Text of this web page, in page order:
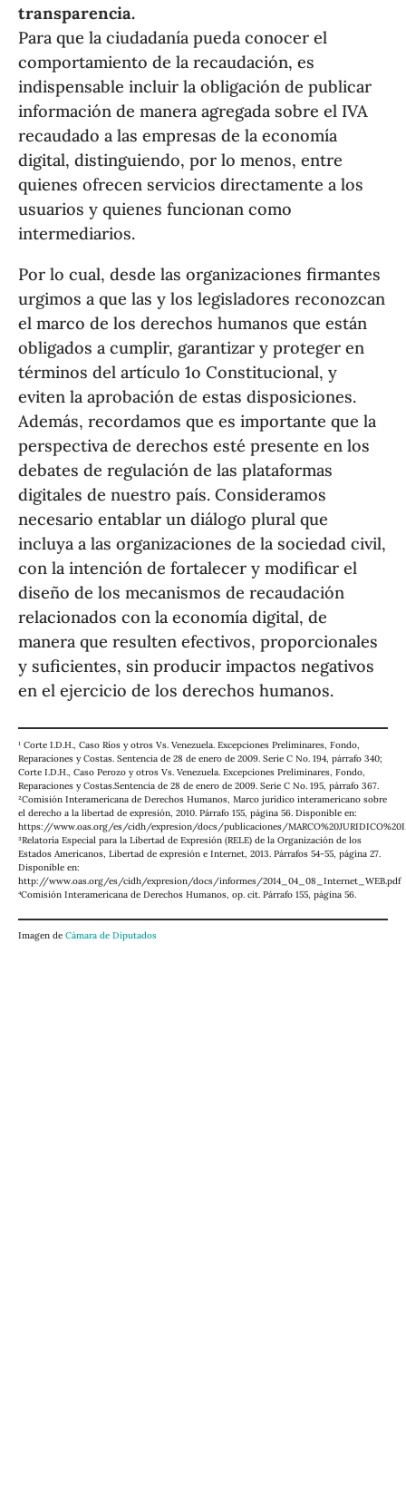
transparencia.
Para que la ciudadanía pueda conocer el
comportamiento de la recaudación, es
indispensable incluir la obligación de publicar
información de manera agregada sobre el IVA
recaudado a las empresas de la economía
digital, distinguiendo, por lo menos, entre
quienes ofrecen servicios directamente a los
usuarios y quienes funcionan como
intermediarios.
Por lo cual, desde las organizaciones firmantes
urgimos a que las y los legisladores reconozcan
el marco de los derechos humanos que están
obligados a cumplir, garantizar y proteger en
términos del artículo 1o Constitucional, y
eviten la aprobación de estas disposiciones.
Además, recordamos que es importante que la
perspectiva de derechos esté presente en los
debates de regulación de las plataformas
digitales de nuestro país. Consideramos
necesario entablar un diálogo plural que
incluya a las organizaciones de la sociedad civil,
con la intención de fortalecer y modificar el
diseño de los mecanismos de recaudación
relacionados con la economía digital, de
manera que resulten efectivos, proporcionales
y suficientes, sin producir impactos negativos
en el ejercicio de los derechos humanos.
¹ Corte I.D.H., Caso Ríos y otros Vs. Venezuela. Excepciones Preliminares, Fondo,
Reparaciones y Costas. Sentencia de 28 de enero de 2009. Serie C No. 194, párrafo 340;
Corte I.D.H., Caso Perozo y otros Vs. Venezuela. Excepciones Preliminares, Fondo,
Reparaciones y Costas.Sentencia de 28 de enero de 2009. Serie C No. 195, párrafo 367.
²Comisión Interamericana de Derechos Humanos, Marco jurídico interamericano sobre
el derecho a la libertad de expresión, 2010. Párrafo 155, página 56. Disponible en:
https://www.oas.org/es/cidh/expresion/docs/publicaciones/
³Relatoría Especial para la Libertad de Expresión (RELE) de la Organización de los
Estados Americanos, Libertad de expresión e Internet, 2013. Párrafos 54-55, página 27.
Disponible en:
http://www.oas.org/es/cidh/expresion/docs/informes/2014_04_08_Internet_WEB.pdf
⁴Comisión Interamericana de Derechos Humanos, op. cit. Párrafo 155, página 56.
Imagen deCámara de Diputados